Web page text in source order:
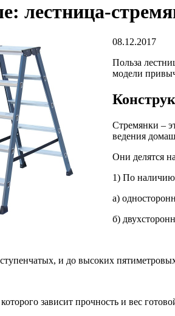
лестница-
08.12.2017
Польза
модели
Стремянки –
ведения
Они делятся
1) По наличию
а)
б)
и до высоких
зависит прочность и вес